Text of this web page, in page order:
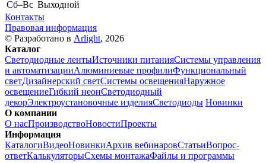
Cб–Вс Выходной
Контакты
Правовая информация
© Разработано в Arlight, 2026
Каталог
Светодиодные лентыИсточники питанияСистемы управления
и автоматизацииАлюминиевые профилиФункциональный
светДизайнерский светСистемы освещенияНаружное
освещениеГибкий неонСветодиодный
декорЭлектроустановочные изделияСветодиоды Новинки
О компании
О насПроизводствоНовостиПроекты
Информация
КаталогиВидеоНовинкиАрхив вебинаровСтатьиВопрос-
ответКалькуляторыСхемы монтажаФайлы и программы